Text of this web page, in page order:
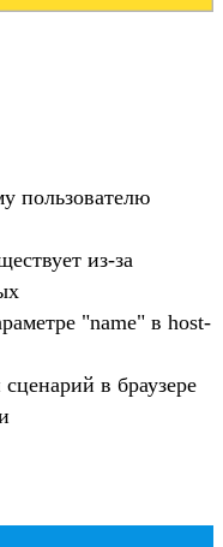
пользователю
из-за
"name" в host-
в браузере